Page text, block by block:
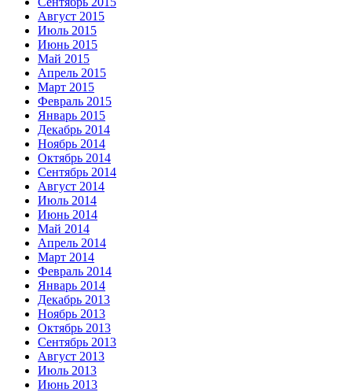
Август 2015
Июль 2015
Июнь 2015
Май 2015
Апрель 2015
Март 2015
Февраль 2015
Январь 2015
Декабрь 2014
Ноябрь 2014
Октябрь 2014
Сентябрь 2014
Август 2014
Июль 2014
Июнь 2014
Май 2014
Апрель 2014
Март 2014
Февраль 2014
Январь 2014
Декабрь 2013
Ноябрь 2013
Октябрь 2013
Сентябрь 2013
Август 2013
Июль 2013
Июнь 2013